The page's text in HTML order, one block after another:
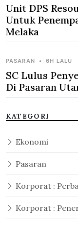
Unit DPS
Untuk
Melaka
PASARAN • 6H LALU
SC Lulus
Di Pasaran
KATEGORI
Ekonomi
Pasaran
Korporat :
Korporat :